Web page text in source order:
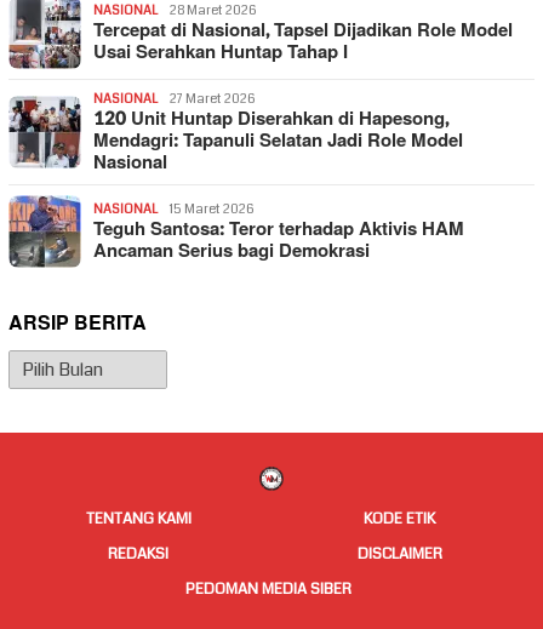
NASIONAL 28 Maret 2026
Tercepat di Nasional, Tapsel Dijadikan Role Model
Usai Serahkan Huntap Tahap I
NASIONAL 27 Maret 2026
120 Unit Huntap Diserahkan di Hapesong,
Mendagri: Tapanuli Selatan Jadi Role Model
Nasional
NASIONAL 15 Maret 2026
Teguh Santosa: Teror terhadap Aktivis HAM
Ancaman Serius bagi Demokrasi
ARSIP BERITA
Arsip
Berita
TENTANG KAMI
KODE ETIK
REDAKSI
DISCLAIMER
PEDOMAN MEDIA SIBER